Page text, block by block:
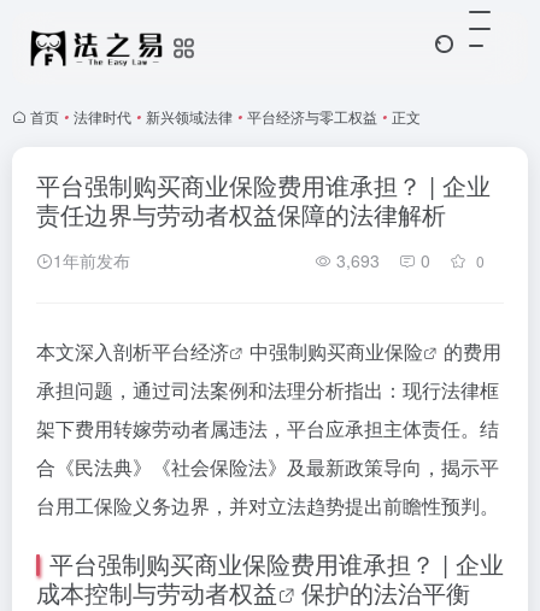
首页 • 法律时代 • 新兴领域法律 • 平台经济与零工权益 • 正文
平台强制购买商业保险费用谁承担？ | 企业
责任边界与劳动者权益保障的法律解析
1年前发布 3,693 0 0
本文深入剖析平台经济 中强制购买商业保险
的费用
承担问题，通过司法案例和法理分析指出：现行法律框
架下费用转嫁劳动者属违法，平台应承担主体责任。结
合《民法典》《社会保险法》及最新政策导向，揭示平
台用工保险义务边界，并对立法趋势提出前瞻性预判。
平台强制购买商业保险费用谁承担？ | 企业
成本控制与劳动者权益 保护的法治平衡